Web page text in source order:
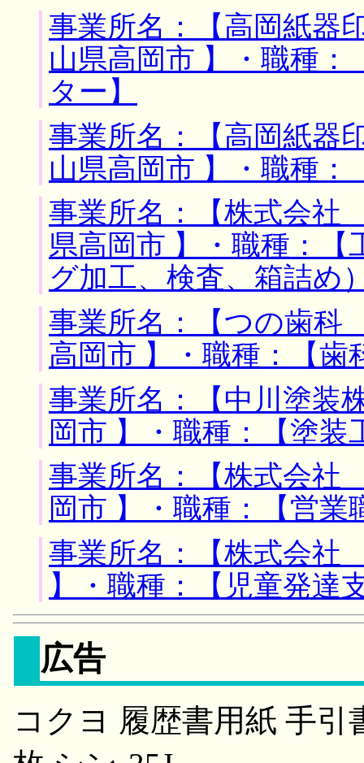
事業所名：【高岡紙器
山県高岡市 】・職種
ター】
事業所名：【高岡紙器
山県高岡市 】・職種：
事業所名：【株式会
県高岡市 】・職種：
グ加工、検査、箱詰め
事業所名：【つの歯
高岡市 】・職種：【歯
事業所名：【中川塗装
岡市 】・職種：【塗装
事業所名：【株式会社
岡市 】・職種：【営業
事業所名：【株式会社
】・職種：【児童発達
広告
コクヨ 履歴書用紙 手引